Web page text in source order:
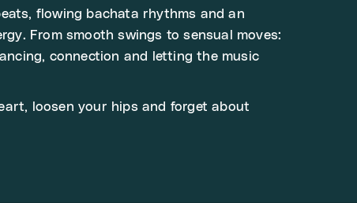
flowing bachata rhythms and an
From smooth swings to sensual moves:
connection and letting the music
loosen your hips and forget about